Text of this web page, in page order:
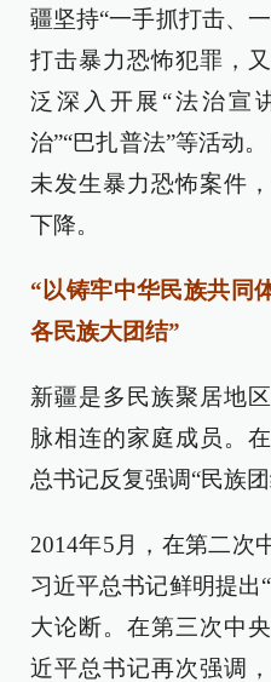
疆坚持“一手抓打击、
打击暴力恐怖犯罪，
泛深入开展“法治宣
治”“巴扎普法”等活动
未发生暴力恐怖案件
下降。
“以铸牢中华民族共同
各民族大团结”
新疆是多民族聚居地
脉相连的家庭成员。
总书记反复强调“民族
2014年5月，在第二次
习近平总书记鲜明提出
大论断。在第三次中
近平总书记再次强调